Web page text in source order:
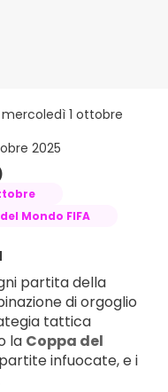
mercoledì 1 ottobre
2025
Mondo FIFA
di orgoglio
tattica
la Coppa del
infuocate, e i